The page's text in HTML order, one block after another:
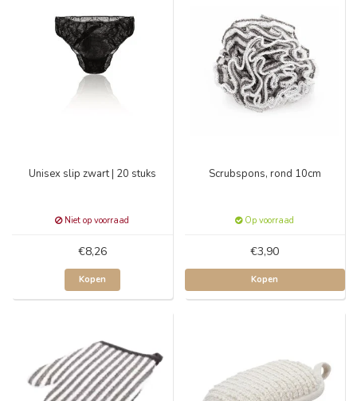
Unisex slip zwart | 20 stuks
Niet op voorraad
€8,26
Kopen
Scrubspons, rond 10cm
Op voorraad
€3,90
Kopen